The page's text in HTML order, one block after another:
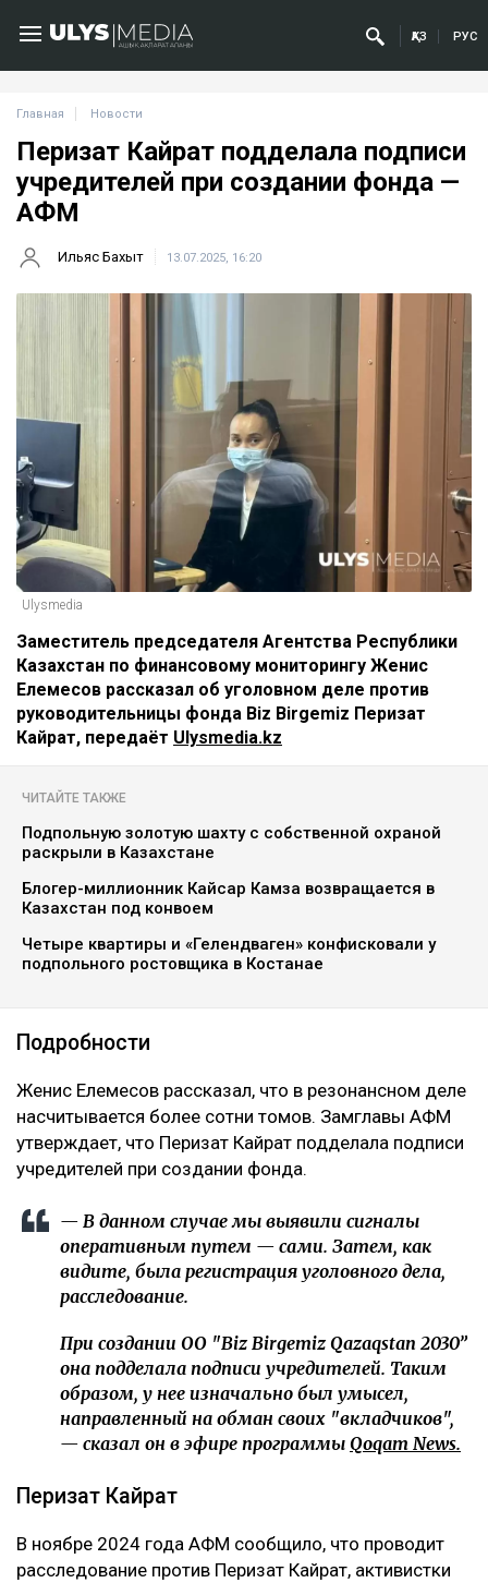
ҚАЗ РУС
Главная Новости
Перизат Кайрат подделала подписи
учредителей при создании фонда —
АФМ
Ильяс Бахыт 13.07.2025, 16:20
Ulysmedia
Заместитель председателя Агентства Республики
Казахстан по финансовому мониторингу Женис
Елемесов рассказал об уголовном деле против
руководительницы фонда Biz Birgemiz Перизат
Кайрат, передаёт Ulysmedia.kz
ЧИТАЙТЕ ТАКЖЕ
Подпольную золотую шахту с собственной охраной
раскрыли в Казахстане
Блогер-миллионник Кайсар Камза возвращается в
Казахстан под конвоем
Четыре квартиры и «Гелендваген» конфисковали у
подпольного ростовщика в Костанае
Подробности
Женис Елемесов рассказал, что в резонансном деле
насчитывается более сотни томов. Замглавы АФМ
утверждает, что Перизат Кайрат подделала подписи
учредителей при создании фонда.
— В данном случае мы выявили сигналы
оперативным путем — сами. Затем, как
видите, была регистрация уголовного дела,
расследование.
При создании ОО "Biz Birgemiz Qazaqstan 2030”
она подделала подписи учредителей. Таким
образом, у нее изначально был умысел,
направленный на обман своих "вкладчиков",
— сказал он в эфире программы Qoqam News.
Перизат Кайрат
В ноябре 2024 года АФМ сообщило, что проводит
расследование против Перизат Кайрат, активистки